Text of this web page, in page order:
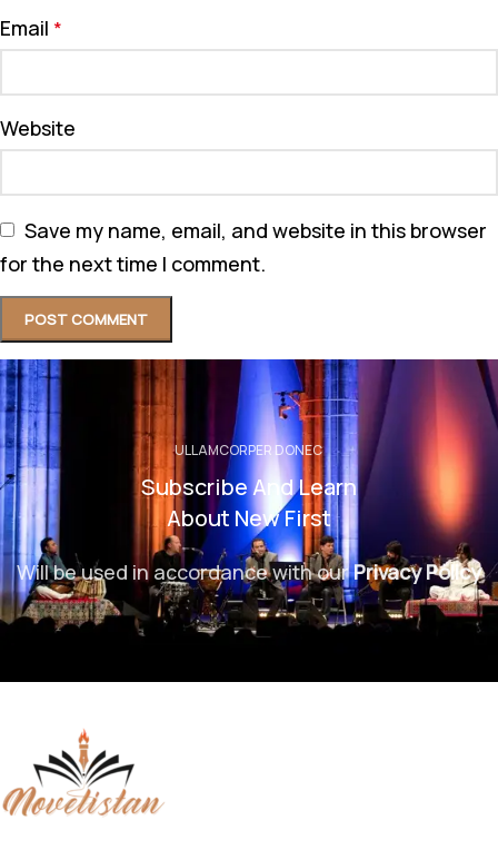
Email *
Website
Save my name, email, and website in this browser
for the next time I comment.
ULLAMCORPER DONEC
Subscribe And Learn
About New First
Will be used in accordance with ourPrivacy Policy